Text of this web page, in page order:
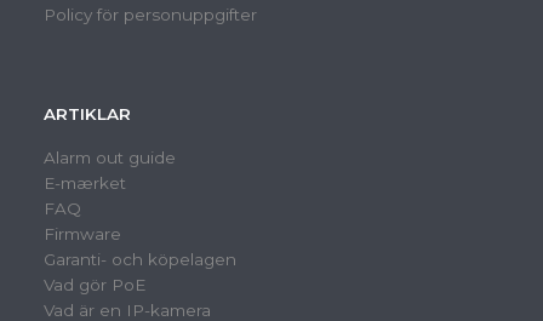
Policy för personuppgifter
ARTIKLAR
Alarm out guide
E-mærket
FAQ
Firmware
Garanti- och köpelagen
Vad gör PoE
Vad är en IP-kamera